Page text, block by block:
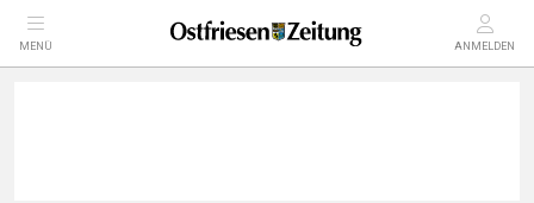
MENÜ ANMELDEN